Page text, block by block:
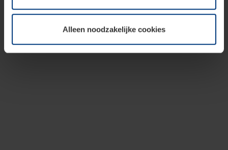
toestemming kunt u op elk moment bij de uitleg van de
wijzigen of herroepen.Alleen noodzakelijke cookies